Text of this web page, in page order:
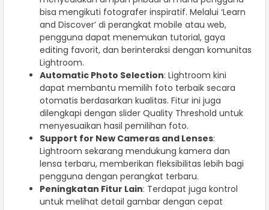
bisa mengikuti fotografer inspiratif. Melalui ‘Learn
and Discover’ di perangkat mobile atau web,
pengguna dapat menemukan tutorial, gaya
editing favorit, dan berinteraksi dengan komunitas
Lightroom.
Automatic Photo Selection: Lightroom kini
dapat membantu memilih foto terbaik secara
otomatis berdasarkan kualitas. Fitur ini juga
dilengkapi dengan slider Quality Threshold untuk
menyesuaikan hasil pemilihan foto.
Support for New Cameras and Lenses:
Lightroom sekarang mendukung kamera dan
lensa terbaru, memberikan fleksibilitas lebih bagi
pengguna dengan perangkat terbaru.
Peningkatan Fitur Lain: Terdapat juga kontrol
untuk melihat detail gambar dengan cepat